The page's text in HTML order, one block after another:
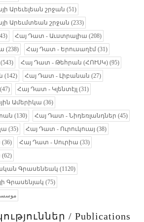
Արեւելեան շրջան (51)
Արեւմտեան շրջան (233)
Հայ Դատ - Աւստրալիա (208)
(238) Հայ Դատ - Երուսաղէմ (31)
(543) Հայ Դատ - Թեհրան (ՀՈՒՍԿ) (95)
(142) Հայ Դատ - Լիբանան (27)
(47) Հայ Դատ - Կլենտէյլ (31)
Ամերիկա (36)
(130) Հայ Դատ - Նիդեռլանդներ (45)
(35) Հայ Դատ - Ուրուկուայ (38)
(36) Հայ Դատ - Սուրիա (33)
(62)
Գրասենեակ (1120)
Գրասենյակ (75)
/ Publications